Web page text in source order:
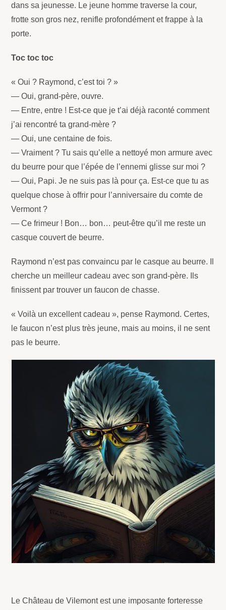
dans sa jeunesse. Le jeune homme traverse la cour,
frotte son gros nez, renifle profondément et frappe à la
porte.
Toc toc toc
« Oui ? Raymond, c’est toi ? »
— Oui, grand-père, ouvre.
— Entre, entre ! Est-ce que je t’ai déjà raconté comment
j’ai rencontré ta grand-mère ?
— Oui, une centaine de fois.
— Vraiment ? Tu sais qu’elle a nettoyé mon armure avec
du beurre pour que l’épée de l’ennemi glisse sur moi ?
— Oui, Papi. Je ne suis pas là pour ça. Est-ce que tu as
quelque chose à offrir pour l’anniversaire du comte de
Vermont ?
— Ce frimeur ! Bon… bon… peut-être qu’il me reste un
casque couvert de beurre.
Raymond n’est pas convaincu par le casque au beurre. Il
cherche un meilleur cadeau avec son grand-père. Ils
finissent par trouver un faucon de chasse.
« Voilà un excellent cadeau », pense Raymond. Certes,
le faucon n’est plus très jeune, mais au moins, il ne sent
pas le beurre.
Le Château de Vilemont est une imposante forteresse